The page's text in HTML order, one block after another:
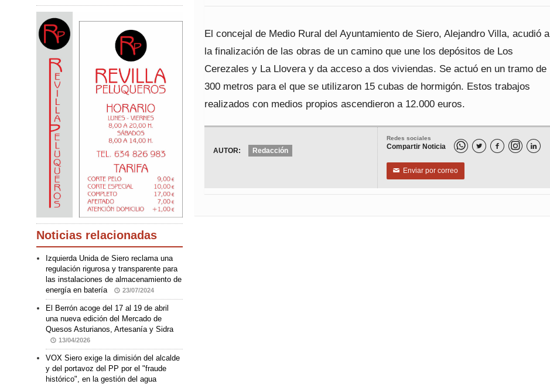
El concejal de Medio Rural del Ayuntamiento de Siero, Alejandro Villa, acudió a
la finalización de las obras de un camino que une los depósitos de Los
Cerezales y La Llovera y da acceso a dos viviendas. Se actuó en un tramo de
300 metros para el que se utilizaron 15 cubas de hormigón. Estos trabajos
realizados con medios propios ascendieron a 12.000 euros.
Redes sociales
Compartir Noticia   
✉ Enviar por correo
AUTOR: Redacción
Noticias relacionadas
Izquierda Unida de Siero reclama una
regulación rigurosa y transparente para
las instalaciones de almacenamiento de
energía en batería
23/07/2024
El Berrón acoge del 17 al 19 de abril
una nueva edición del Mercado de
Quesos Asturianos, Artesanía y Sidra
13/04/2026
VOX Siero exige la dimisión del alcalde
y del portavoz del PP por el "fraude
histórico", en la gestión del agua